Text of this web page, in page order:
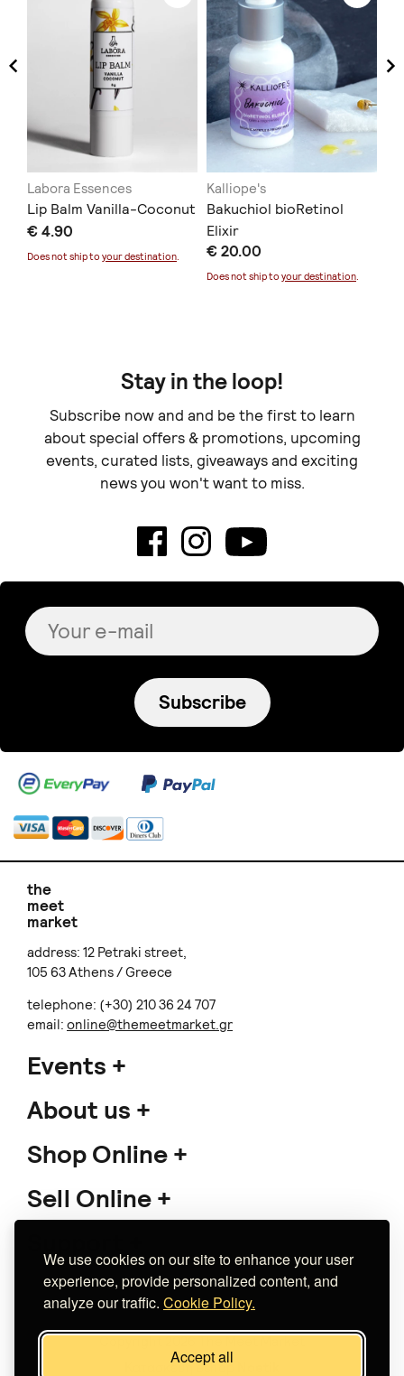
We use cookies on our site to enhance your user
experience, provide personalized content, and
analyze our traffic. Cookie Policy.
Accept all
Labora Essences
Lip Balm Vanilla-Coconut
€ 4.90
Does not ship to your destination.
Kalliope's
Bakuchiol bioRetinol
Elixir
€ 20.00
Does not ship to your destination.
Stay in the loop!
Subscribe now and and be the first to learn
about special offers & promotions, upcoming
events, curated lists, giveaways and exciting
news you won't want to miss.
Subscribe
the
meet
market
address: 12 Petraki street,
105 63 Athens / Greece
telephone: (+30) 210 36 24 707
email: online@themeetmarket.gr
Events
About us
Shop Online
Sell Online
Κατασκευή eshop